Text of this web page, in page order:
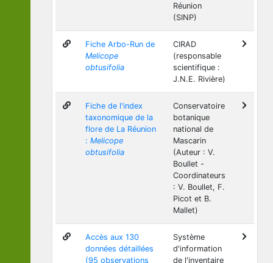
Réunion
(SINP)
Fiche Arbo-Run de
Melicope
obtusifolia
CIRAD
(responsable
scientifique :
J.N.E. Rivière)
Fiche de l'index
taxonomique de la
flore de La Réunion
: Melicope
obtusifolia
Conservatoire
botanique
national de
Mascarin
(Auteur : V.
Boullet -
Coordinateurs
: V. Boullet, F.
Picot et B.
Mallet)
Accès aux 130
données détaillées
(95 observations
Système
d'information
de l'inventaire